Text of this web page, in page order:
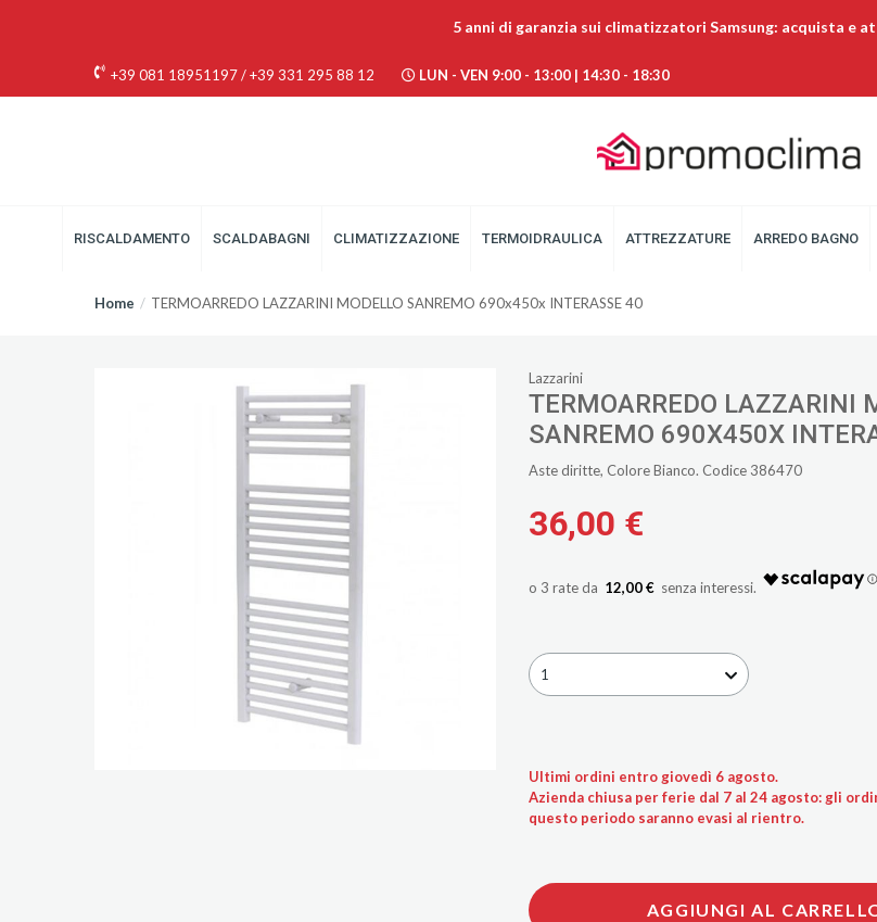
5 anni di garanzia sui climatizzatori Samsung: acquista e
+39 081 18951197/+39 331 295 88 12 LUN - VEN 9:00 - 13:00 | 14:30 - 18:30
RISCALDAMENTO SCALDABAGNI CLIMATIZZAZIONE TERMOIDRAULICA ATTREZZATURE ARREDO BAGNO
Home TERMOARREDO LAZZARINI MODELLO SANREMO 690x450x INTERASSE 40
Lazzarini
TERMOARREDO LAZZARINI
SANREMO 690X450X
Aste diritte, Colore Bianco. Codice 386470
36,00 €
12,00 €
1
Ultimi ordini entro giovedì 6 agosto.
Azienda chiusa per ferie dal 7 al 24 agosto: gli
questo periodo saranno evasi al rientro.
AGGIUNGI AL